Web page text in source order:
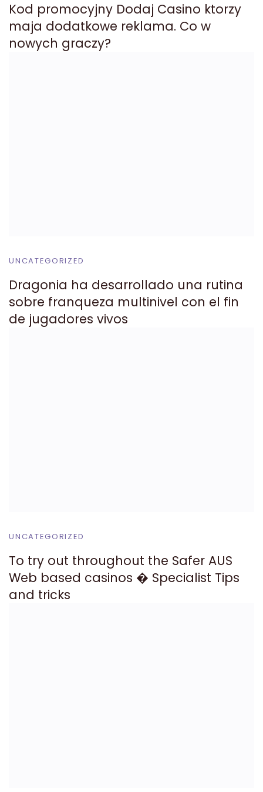
Kod promocyjny Dodaj Casino ktorzy
maja dodatkowe reklama. Co w
nowych graczy?
UNCATEGORIZED
Dragonia ha desarrollado una rutina
sobre franqueza multinivel con el fin
de jugadores vivos
UNCATEGORIZED
To try out throughout the Safer AUS
Web based casinos � Specialist Tips
and tricks